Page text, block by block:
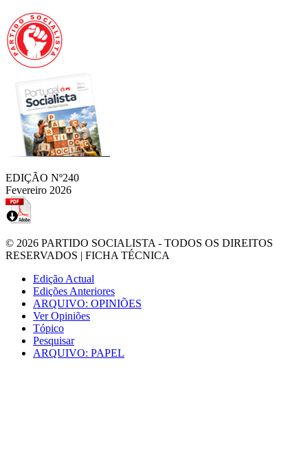
EDIÇÃO Nº240
Fevereiro 2026
© 2026 PARTIDO SOCIALISTA - TODOS OS DIREITOS
RESERVADOS | FICHA TÉCNICA
Edição Actual
Edições Anteriores
ARQUIVO: OPINIÕES
Ver Opiniões
Tópico
Pesquisar
ARQUIVO: PAPEL